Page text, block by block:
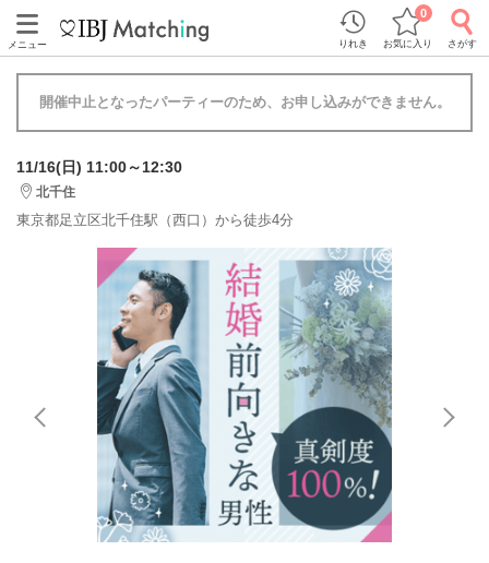
メニュー りれき お気に入り
0
さがす
開催中止となったパーティーのため、お申し込みができません。
11/16(日) 11:00～12:30
北千住
東京都足立区北千住駅（西口）から徒歩4分